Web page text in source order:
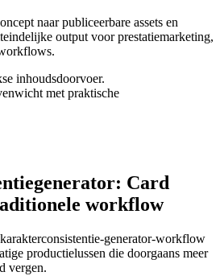
naar publiceerbare assets en
output voor prestatiemarketing,
inhoudsdoorvoer.
met praktische
Card
workflow
generator-workflow
productielussen die doorgaans meer
vergen.